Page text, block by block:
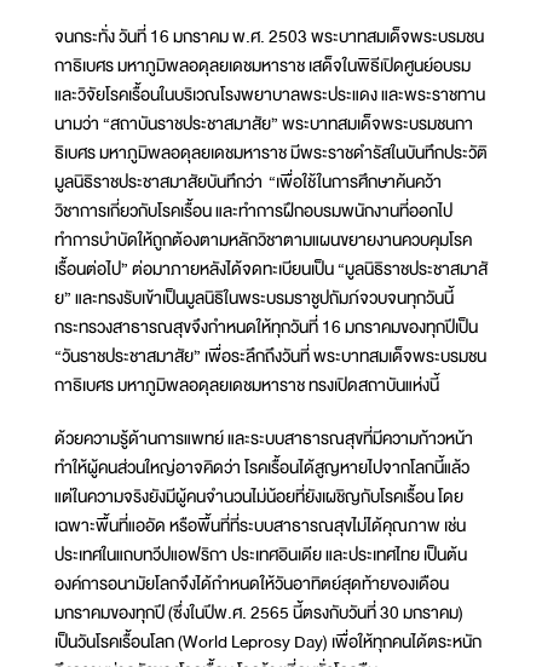
จนกระทั่ง วันที่ 16 มกราคม พ.ศ. 2503 พระบาทสมเด็จพระบรมชน
กาธิเบศร มหาภูมิพลอดุลยเดชมหาราช เสด็จในพิธีเปิดศูนย์อบรม
และวิจัยโรคเรื้อนในบริเวณโรงพยาบาลพระประแดง และพระราชทาน
นามว่า “สถาบันราชประชาสมาสัย” พระบาทสมเด็จพระบรมชนกา
ธิเบศร มหาภูมิพลอดุลยเดชมหาราช มีพระราชดำรัสในบันทึกประวัติ
มูลนิธิราชประชาสมาสัยบันทึกว่า “เพื่อใช้ในการศึกษาค้นคว้า
วิชาการเกี่ยวกับโรคเรื้อน และทำการฝึกอบรมพนักงานที่ออกไป
ทำการบำบัดให้ถูกต้องตามหลักวิชาตามแผนขยายงานควบคุมโรค
เรื้อนต่อไป” ต่อมาภายหลังได้จดทะเบียนเป็น “มูลนิธิราชประชาสมาสั
ย” และทรงรับเข้าเป็นมูลนิธิในพระบรมราชูปถัมภ์จวบจนทุกวันนี้
กระทรวงสาธารณสุขจึงกำหนดให้ทุกวันที่ 16 มกราคมของทุกปีเป็น
“วันราชประชาสมาสัย” เพื่อระลึกถึงวันที่ พระบาทสมเด็จพระบรมชน
กาธิเบศร มหาภูมิพลอดุลยเดชมหาราช ทรงเปิดสถาบันแห่งนี้
ด้วยความรู้ด้านการแพทย์ และระบบสาธารณสุขที่มีความก้าวหน้า
ทำให้ผู้คนส่วนใหญ่อาจคิดว่า โรคเรื้อนได้สูญหายไปจากโลกนี้แล้ว
แต่ในความจริงยังมีผู้คนจำนวนไม่น้อยที่ยังเผชิญกับโรคเรื้อน โดย
เฉพาะพื้นที่แออัด หรือพื้นที่ที่ระบบสาธารณสุขไม่ได้คุณภาพ เช่น
ประเทศในแถบทวีปแอฟริกา ประเทศอินเดีย และประเทศไทย เป็นต้น
องค์การอนามัยโลกจึงได้กำหนดให้วันอาทิตย์สุดท้ายของเดือน
มกราคมของทุกปี (ซึ่งในปีพ.ศ. 2565 นี้ตรงกับวันที่ 30 มกราคม)
เป็นวันโรคเรื้อนโลก (World Leprosy Day) เพื่อให้ทุกคนได้ตระหนัก